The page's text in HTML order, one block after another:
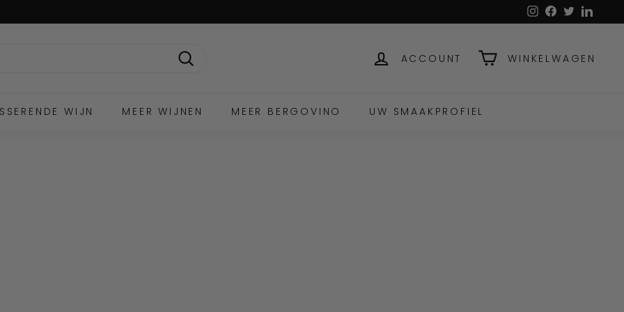
Instagram
Facebook
Twitter
ACCOUNT WINKELWAGEN
WIJN MEER WIJNEN MEER BERGOVINO UW SMAAKPROFIEL